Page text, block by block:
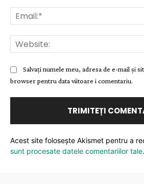
Salvați numele meu, adresa de e-mail și
browser pentru data viitoare i comentariu.
Acest site folosește Akismet pentru a
sunt procesate datele comentariilor tale.